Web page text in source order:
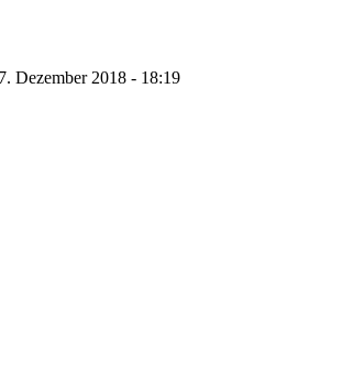
Dezember 2018 - 18:19